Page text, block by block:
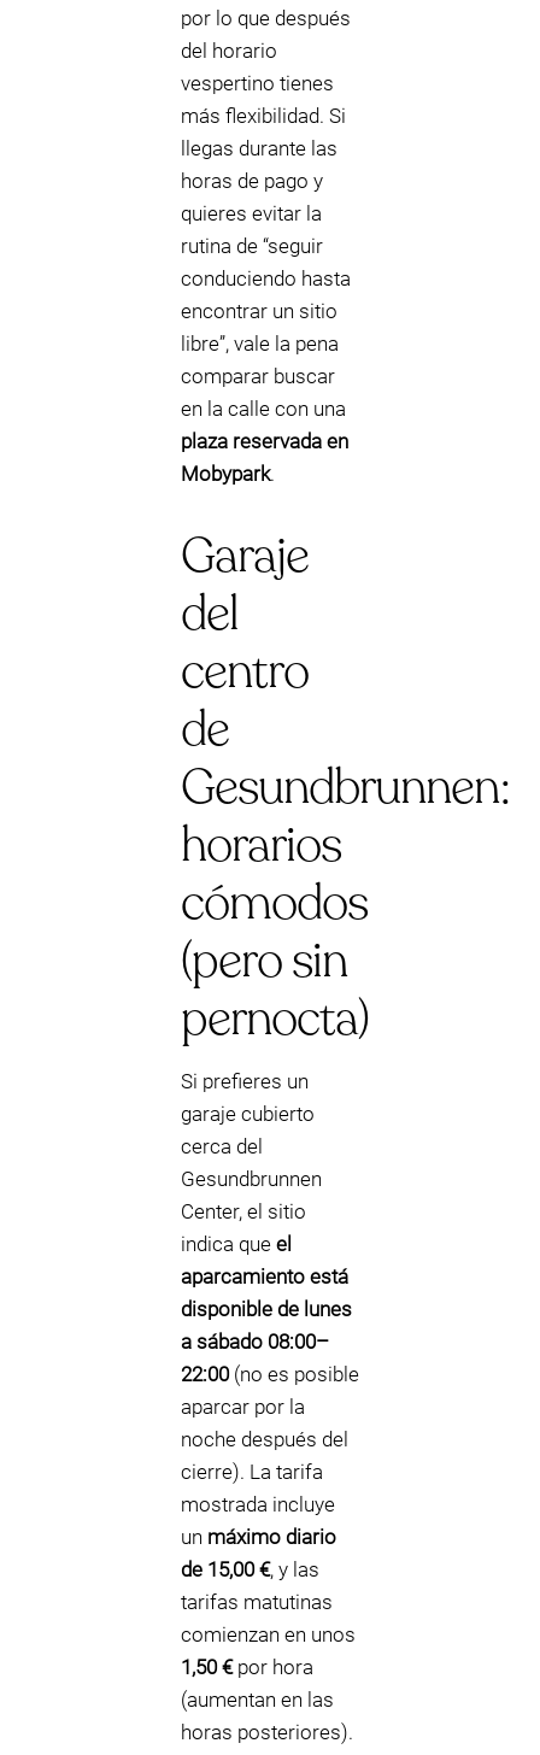
por lo que después
del horario
vespertino tienes
más flexibilidad. Si
llegas durante las
horas de pago y
quieres evitar la
rutina de “seguir
conduciendo hasta
encontrar un sitio
libre”, vale la pena
comparar buscar
en la calle con una
plaza reservada en
Mobypark.
Garaje
del
centro
de
Gesundbrunnen:
horarios
cómodos
(pero sin
pernocta)
Si prefieres un
garaje cubierto
cerca del
Gesundbrunnen
Center, el sitio
indica que el
aparcamiento está
disponible de lunes
a sábado 08:00–
22:00(no es posible
aparcar por la
noche después del
cierre). La tarifa
mostrada incluye
un máximo diario
de 15,00 €, y las
tarifas matutinas
comienzan en unos
1,50 €por hora
(aumentan en las
horas posteriores).